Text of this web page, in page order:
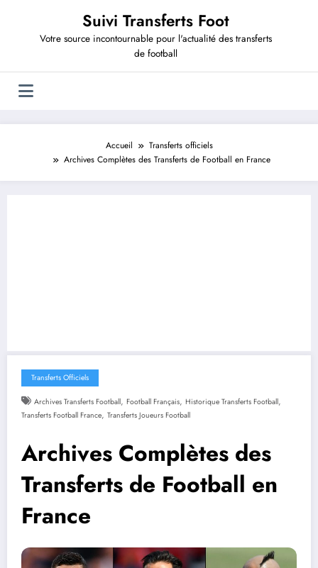
Suivi Transferts Foot
Votre source incontournable pour l'actualité des transferts
de football
Accueil
Transferts officiels
Archives Complètes des Transferts de Football en France
Transferts Officiels
Archives Transferts Football, Football Français, Historique Transferts Football,
Transferts Football France, Transferts Joueurs Football
Archives Complètes des
Transferts de Football en
France